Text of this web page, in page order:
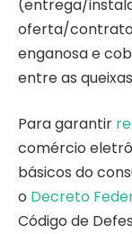
(entrega/
oferta/
enganosa e
entre as
Para garantir
comércio
básicos do
o Decreto
Código de